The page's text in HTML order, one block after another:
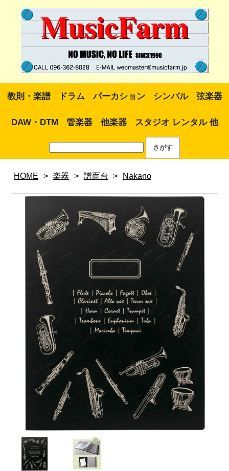
教則・楽譜 ドラム パーカション シンバル 弦楽器
DAW・DTM 管楽器 他楽器 スタジオ レンタル 他
HOME > 楽器 > 譜面台 > Nakano